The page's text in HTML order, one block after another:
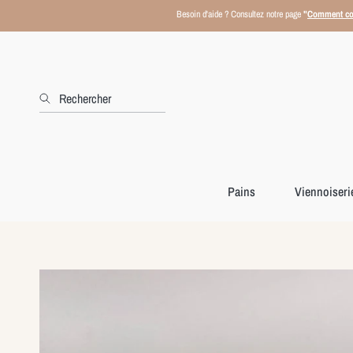
Ignorer et passer au contenuBesoin d'aide ? Consultez notre page"Comment
Rechercher
Pains